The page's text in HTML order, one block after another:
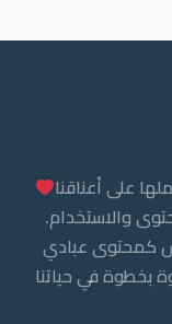
على أعناقنا
والاستخدام.
كمحتوى عبادي
في حياتنا